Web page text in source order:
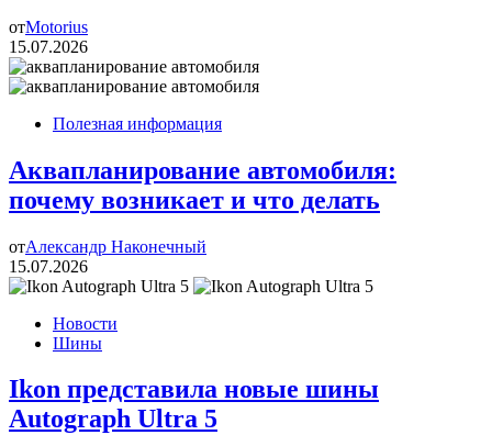
отMotorius
15.07.2026
Полезная информация
Аквапланирование автомобиля:
почему возникает и что делать
отАлександр Наконечный
15.07.2026
Новости
Шины
Ikon представила новые шины
Autograph Ultra 5